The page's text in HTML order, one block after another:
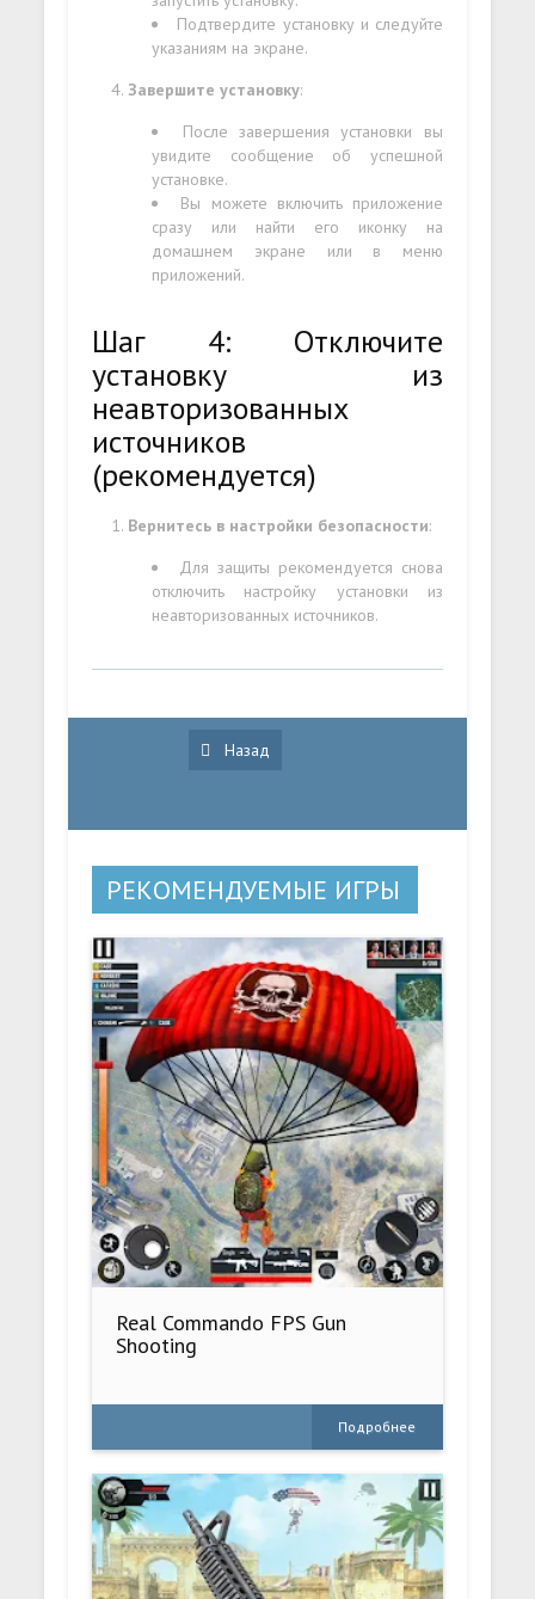
Подтвердите установку и следуйте
указаниям на экране.
Завершите установку:
После завершения установки вы
увидите сообщение об успешной
установке.
Вы можете включить приложение
сразу или найти его иконку на
домашнем экране или в меню
приложений.
Шаг 4: Отключите
установку из
неавторизованных
источников
(рекомендуется)
Вернитесь в настройки безопасности:
Для защиты рекомендуется снова
отключить настройку установки из
неавторизованных источников.
Назад
РЕКОМЕНДУЕМЫЕ ИГРЫ
Real Commando FPS Gun
Shooting
Подробнее